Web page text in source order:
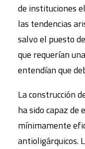
de instituciones
las tendencias
salvo el puesto
que requerían
entendían que
La construcción
ha sido capaz de
mínimamente
antioligárquicos.